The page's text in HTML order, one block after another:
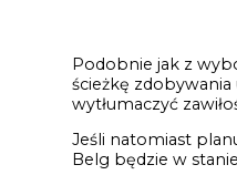
Podobnie jak z
ścieżkę
wytłumaczyć
Jeśli natomiast
Belg będzie w